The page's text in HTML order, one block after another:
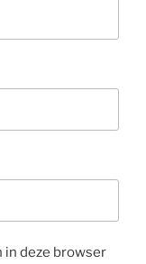
in deze browser